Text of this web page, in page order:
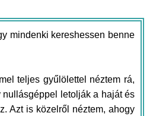
mindenki kereshessen benne
teljes gyűlölettel néztem rá,
letolják a haját és
Azt is közelről néztem, ahogy